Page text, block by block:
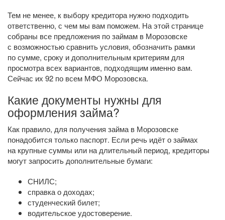
Тем не менее, к выбору кредитора нужно подходить
ответственно, с чем мы вам поможем. На этой странице
собраны все предложения по займам в Морозовске
с возможностью сравнить условия, обозначить рамки
по сумме, сроку и дополнительным критериям для
просмотра всех вариантов, подходящим именно вам.
Сейчас их 92 по всем МФО Морозовска.
Какие документы нужны для
оформления займа?
Как правило, для получения займа в Морозовске
понадобится только паспорт. Если речь идёт о займах
на крупные суммы или на длительный период, кредиторы
могут запросить дополнительные бумаги:
СНИЛС;
справка о доходах;
студенческий билет;
водительское удостоверение.